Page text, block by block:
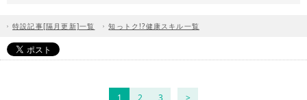
特設記事[隔月更新]一覧 知っトク!?健康スキル一覧